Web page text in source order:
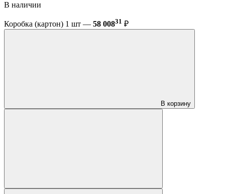
В наличии
Коробка (картон) 1 шт — 58 00831 ₽
В корзину